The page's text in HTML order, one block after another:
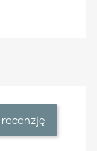
recenzję